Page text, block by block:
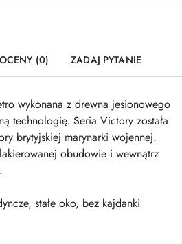
(0) ZADAJ PYTANIE
wykonana z drewna jesionowego
technologię. Seria Victory została
brytyjskiej marynarki wojennej.
obudowie i wewnątrz
stałe oko, bez kajdanki